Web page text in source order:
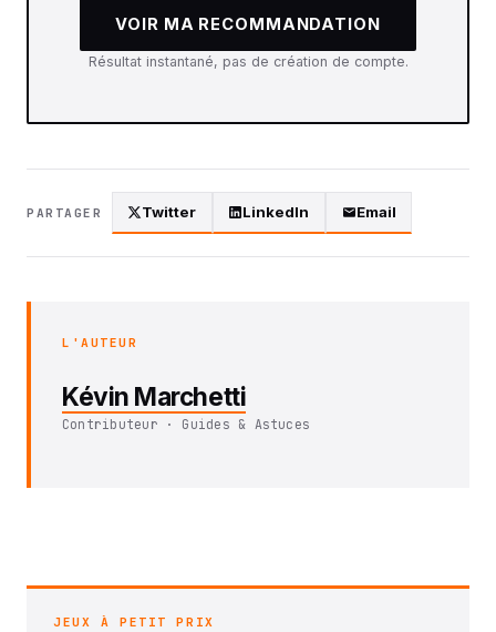
VOIR MA RECOMMANDATION
Résultat instantané, pas de création de compte.
PARTAGER Twitter LinkedIn Email
L'AUTEUR
Kévin Marchetti
Contributeur · Guides & Astuces
JEUX À PETIT PRIX